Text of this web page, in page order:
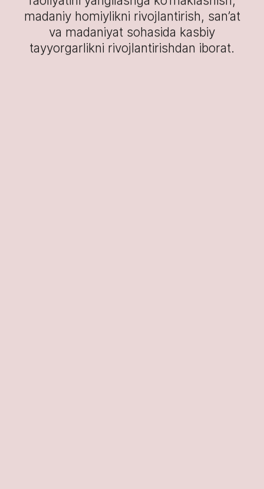
madaniy homiylikni rivojlantirish, san’at
va madaniyat sohasida kasbiy
tayyorgarlikni rivojlantirishdan iborat.